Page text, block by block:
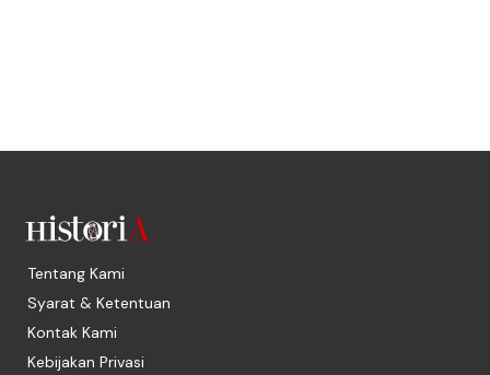
Tentang Kami
Syarat & Ketentuan
Kontak Kami
Kebijakan Privasi